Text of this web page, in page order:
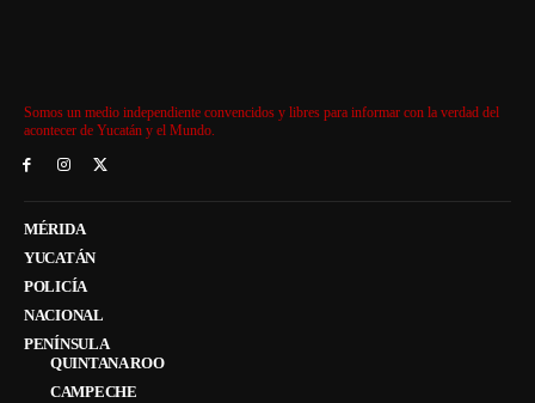
Somos un medio independiente convencidos y libres para informar con la verdad del
acontecer de Yucatán y el Mundo.
MÉRIDA
YUCATÁN
POLICÍA
NACIONAL
PENÍNSULA
QUINTANA ROO
CAMPECHE